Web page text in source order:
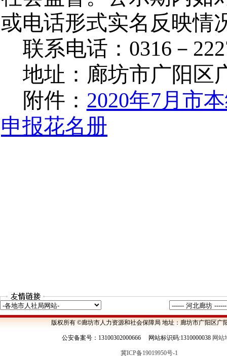
版权所有 ©廊坊市人力资源和社会保障局 地址：廊坊市广阳区广
公安备案号：13100302000666 网站标识码:1310000038 网站
冀ICP备19019950号-1